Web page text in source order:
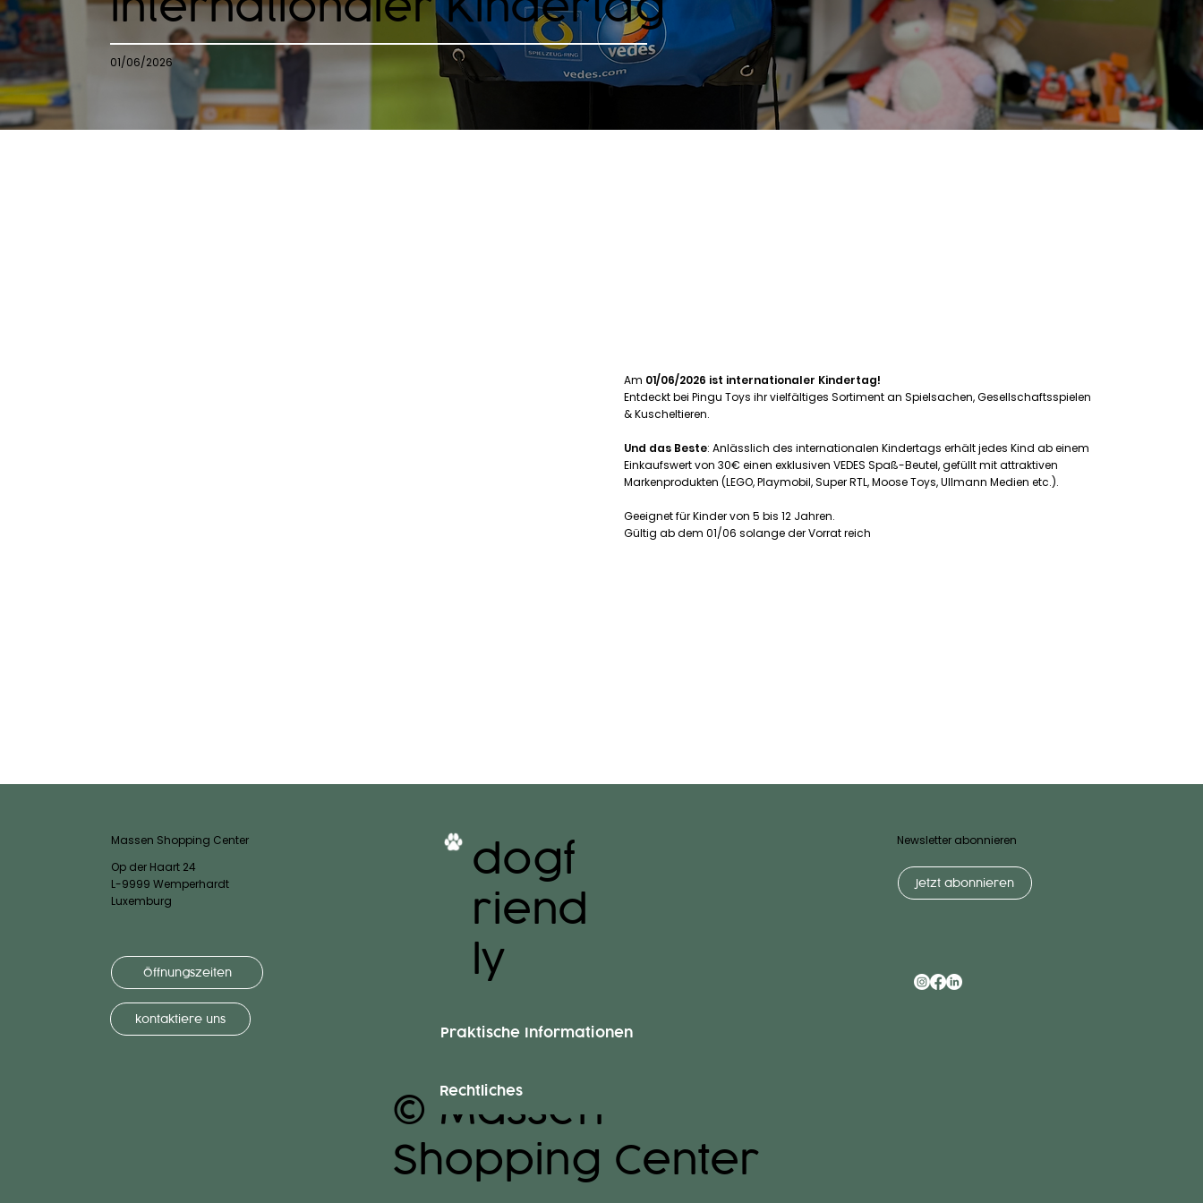
01/06/2026
Am 01/06/2026 ist internationaler Kindertag!
Entdeckt bei Pingu Toys ihr vielfältiges Sortiment an Spielsachen, Gesellschaftsspielen
& Kuscheltieren.
Und das Beste: Anlässlich des internationalen Kindertags erhält jedes Kind ab einem
Einkaufswert von 30€ einen exklusiven VEDES Spaß-Beutel, gefüllt mit attraktiven
Markenprodukten (LEGO, Playmobil, Super RTL, Moose Toys, Ullmann Medien etc.).
Geeignet für Kinder von 5 bis 12 Jahren.
Gültig ab dem 01/06 solange der Vorrat reich
© Massen
Shopping Center
Newsletter abonnieren
Jetzt abonnieren
dogf
riend
ly
Praktische Informationen
Rechtliches
Massen Shopping Center
Op der Haart 24
L-9999 Wemperhardt
Luxemburg
Öffnungszeiten
kontaktiere uns